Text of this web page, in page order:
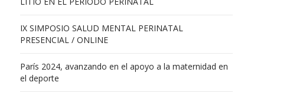
IX SIMPOSIO SALUD MENTAL PERINATAL
PRESENCIAL / ONLINE
París 2024, avanzando en el apoyo a la maternidad en
el deporte